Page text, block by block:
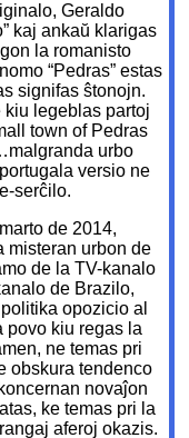
Geraldo
kaj ankaŭ klarigas
la romanisto
“Pedras” estas
signifas ŝtonojn.
kiu legeblas partoj
town of Pedras
urbo
versio ne
serĉilo.
de 2014,
misteran urbon de
de la TV-kanalo
de Brazilo,
opozicio al
povo kiu regas la
ne temas pri
obskura tendenco
novaĵon
ke temas pri la
aferoj okazis.